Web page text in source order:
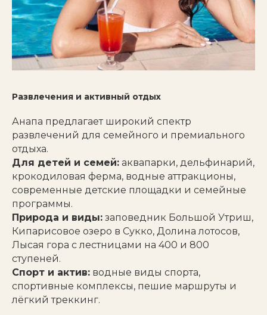
Развлечения и активный отдых
Анапа предлагает широкий спектр
развлечений для семейного и премиального
отдыха.
Для детей и семей: аквапарки, дельфинарий,
крокодиловая ферма, водные аттракционы,
современные детские площадки и семейные
программы.
Природа и виды: заповедник Большой Утриш,
Кипарисовое озеро в Сукко, Долина лотосов,
Лысая гора с лестницами на 400 и 800
ступеней.
Спорт и актив: водные виды спорта,
спортивные комплексы, пешие маршруты и
лёгкий треккинг.